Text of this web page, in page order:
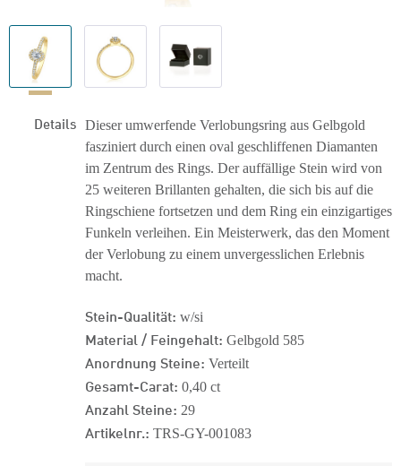
Details Dieser umwerfende Verlobungsring aus Gelbgold
fasziniert durch einen oval geschliffenen Diamanten
im Zentrum des Rings. Der auffällige Stein wird von
25 weiteren Brillanten gehalten, die sich bis auf die
Ringschiene fortsetzen und dem Ring ein einzigartiges
Funkeln verleihen. Ein Meisterwerk, das den Moment
der Verlobung zu einem unvergesslichen Erlebnis
macht.
Stein-Qualität: w/si
Material / Feingehalt: Gelbgold 585
Anordnung Steine: Verteilt
Gesamt-Carat: 0,40 ct
Anzahl Steine: 29
Artikelnr.: TRS-GY-001083